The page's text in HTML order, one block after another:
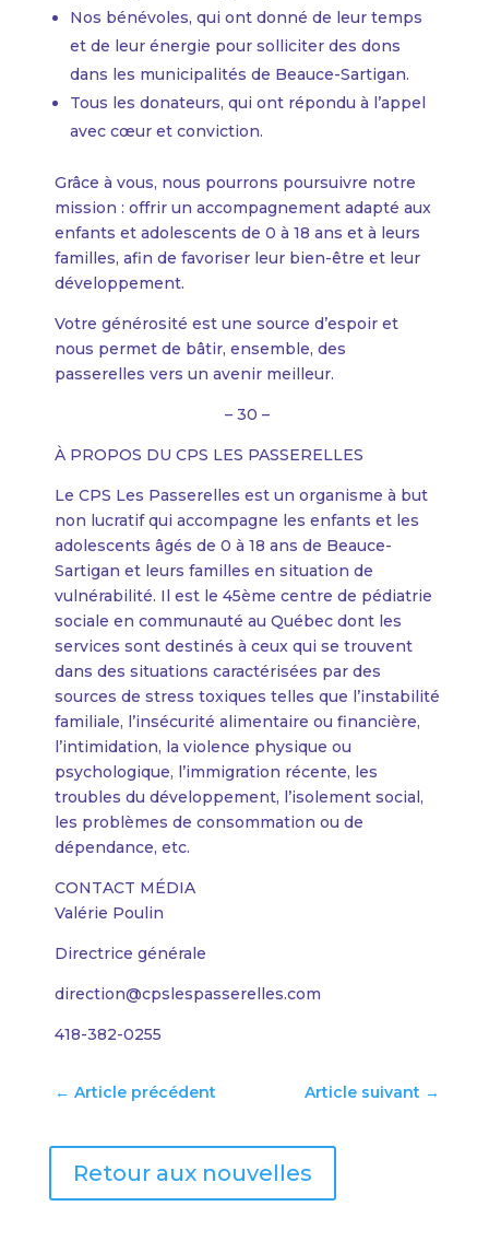
Nos bénévoles, qui ont donné de leur temps
et de leur énergie pour solliciter des dons
dans les municipalités de Beauce-Sartigan.
Tous les donateurs, qui ont répondu à l’appel
avec cœur et conviction.
Grâce à vous, nous pourrons poursuivre notre
mission : offrir un accompagnement adapté aux
enfants et adolescents de 0 à 18 ans et à leurs
familles, afin de favoriser leur bien-être et leur
développement.
Votre générosité est une source d’espoir et
nous permet de bâtir, ensemble, des
passerelles vers un avenir meilleur.
– 30 –
À PROPOS DU CPS LES PASSERELLES
Le CPS Les Passerelles est un organisme à but
non lucratif qui accompagne les enfants et les
adolescents âgés de 0 à 18 ans de Beauce-
Sartigan et leurs familles en situation de
vulnérabilité. Il est le 45ème centre de pédiatrie
sociale en communauté au Québec dont les
services sont destinés à ceux qui se trouvent
dans des situations caractérisées par des
sources de stress toxiques telles que l’instabilité
familiale, l’insécurité alimentaire ou financière,
l’intimidation, la violence physique ou
psychologique, l’immigration récente, les
troubles du développement, l’isolement social,
les problèmes de consommation ou de
dépendance, etc.
CONTACT MÉDIA
Valérie Poulin
Directrice générale
direction@cpslespasserelles.com
418-382-0255
← Article précédent Article suivant →
Retour aux nouvelles